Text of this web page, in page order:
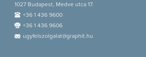
1027 Budapest, Medve utca 17.
+36 1 436 9600
+36 1 436 9606
ugyfelszolgalat@graphit.hu